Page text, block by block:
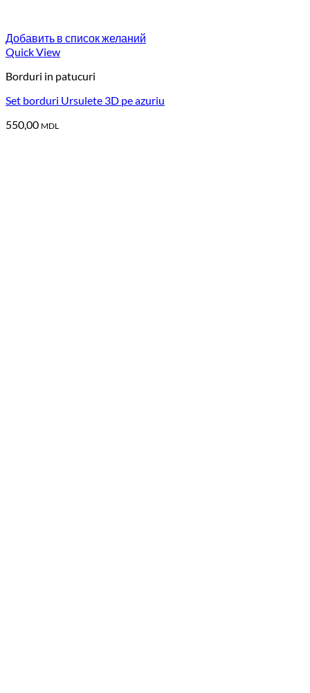
Добавить в список желаний
Quick View
Borduri in patucuri
Set borduri Ursulete 3D pe azuriu
550,00 MDL